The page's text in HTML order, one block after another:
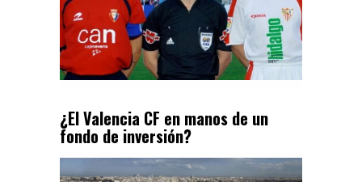
¿El Valencia CF en manos de un
fondo de inversión?